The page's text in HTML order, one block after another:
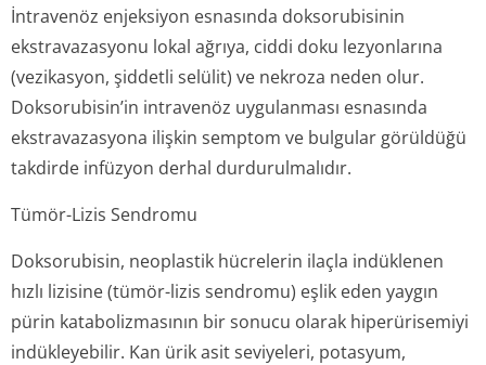
İntravenöz enjeksiyon esnasında doksorubisinin
ekstravazasyonu lokal ağrıya, ciddi doku lezyonlarına
(vezikasyon, şiddetli selülit) ve nekroza neden olur.
Doksorubisin’in intravenöz uygulanması esnasında
ekstravazasyona ilişkin semptom ve bulgular görüldüğü
takdirde infüzyon derhal durdurulmalıdır.
Tümör-Lizis Sendromu
Doksorubisin, neoplastik hücrelerin ilaçla indüklenen
hızlı lizisine (tümör-lizis sendromu) eşlik eden yaygın
pürin katabolizmasının bir sonucu olarak hiperürisemiyi
indükleyebilir. Kan ürik asit seviyeleri, potasyum,